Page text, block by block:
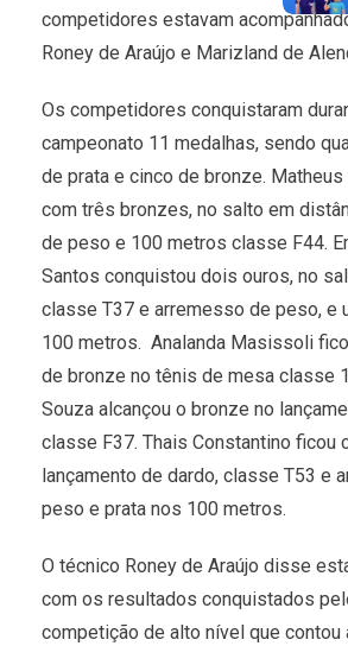
competidores estavam
Roney de Araújo e Marizland de
Os competidores conquistaram
campeonato 11 medalhas, sendo
de prata e cinco de bronze.
com três bronzes, no salto em
de peso e 100 metros classe F44.
Santos conquistou dois ouros, no
classe T37 e arremesso de peso, e
100 metros. Analanda Masissoli
de bronze no tênis de mesa classe
Souza alcançou o bronze no
classe F37. Thais Constantino ficou
lançamento de dardo, classe T53 e
peso e prata nos 100 metros.
O técnico Roney de Araújo disse
com os resultados conquistados
competição de alto nível que contou